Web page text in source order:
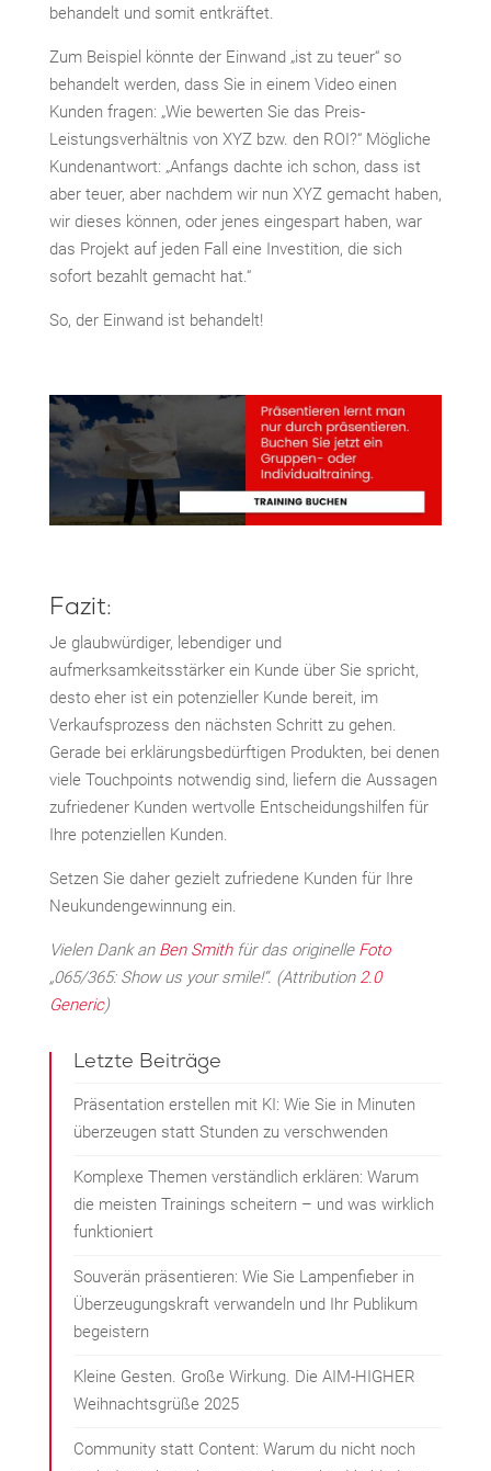
behandelt und somit entkräftet.
Zum Beispiel könnte der Einwand „ist zu teuer“ so
behandelt werden, dass Sie in einem Video einen
Kunden fragen: „Wie bewerten Sie das Preis-
Leistungsverhältnis von XYZ bzw. den ROI?“ Mögliche
Kundenantwort: „Anfangs dachte ich schon, dass ist
aber teuer, aber nachdem wir nun XYZ gemacht haben,
wir dieses können, oder jenes eingespart haben, war
das Projekt auf jeden Fall eine Investition, die sich
sofort bezahlt gemacht hat.“
So, der Einwand ist behandelt!
Fazit:
Je glaubwürdiger, lebendiger und
aufmerksamkeitsstärker ein Kunde über Sie spricht,
desto eher ist ein potenzieller Kunde bereit, im
Verkaufsprozess den nächsten Schritt zu gehen.
Gerade bei erklärungsbedürftigen Produkten, bei denen
viele Touchpoints notwendig sind, liefern die Aussagen
zufriedener Kunden wertvolle Entscheidungshilfen für
Ihre potenziellen Kunden.
Setzen Sie daher gezielt zufriedene Kunden für Ihre
Neukundengewinnung ein.
Vielen Dank an Ben Smithfür das originelle Foto
„065/365: Show us your smile!“. (Attribution 2.0
Generic)
Letzte Beiträge
Präsentation erstellen mit KI: Wie Sie in Minuten
überzeugen statt Stunden zu verschwenden
Komplexe Themen verständlich erklären: Warum
die meisten Trainings scheitern – und was wirklich
funktioniert
Souverän präsentieren: Wie Sie Lampenfieber in
Überzeugungskraft verwandeln und Ihr Publikum
begeistern
Kleine Gesten. Große Wirkung. Die AIM-HIGHER
Weihnachtsgrüße 2025
Community statt Content: Warum du nicht noch